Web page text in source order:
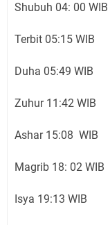
Shubuh 04: 00 WIB
Terbit 05:15 WIB
Duha 05:49 WIB
Zuhur 11:42 WIB
Ashar 15:08 WIB
Magrib 18: 02 WIB
Isya 19:13 WIB